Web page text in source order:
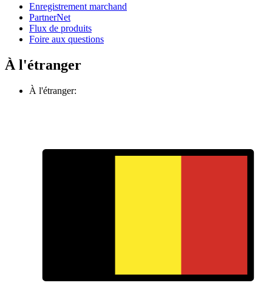
Enregistrement marchand
PartnerNet
Flux de produits
Foire aux questions
À l'étranger
À l'étranger: